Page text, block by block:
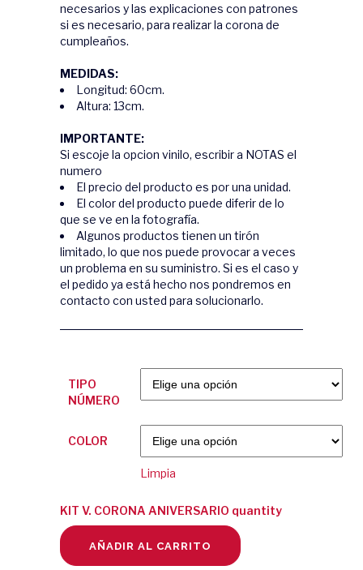
necesarios y las explicaciones con patrones
si es necesario, para realizar la corona de
cumpleaños.
MEDIDAS:
Longitud: 60cm.
Altura: 13cm.
IMPORTANTE:
Si escoje la opcion vinilo, escribir a NOTAS el
numero
El precio del producto es por una unidad.
El color del producto puede diferir de lo
que se ve en la fotografía.
Algunos productos tienen un tirón
limitado, lo que nos puede provocar a veces
un problema en su suministro. Si es el caso y
el pedido ya está hecho nos pondremos en
contacto con usted para solucionarlo.
TIPO
NÚMERO
COLOR
Limpia
KIT V. CORONA ANIVERSARIO quantity
AÑADIR AL CARRITO